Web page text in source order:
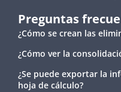
Preguntas
¿Cómo se crean las
¿Cómo ver la
¿Se puede exportar la
hoja de cálculo?